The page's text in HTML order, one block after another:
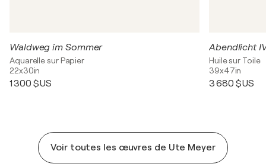
Waldweg im Sommer
Aquarelle sur Papier
22x30in
1 300 $US
Abendlicht
Huile sur Toile
39x47in
3 680 $US
Voir toutes les œuvres de Ute Meyer